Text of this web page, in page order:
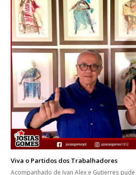
Viva o Partidos dos Trabalhadores
Acompanhado de Ivan Alex e Gutierres